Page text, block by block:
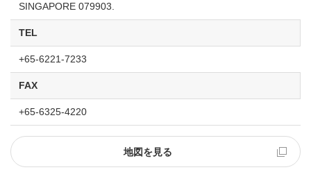
SINGAPORE 079903.
TEL
+65-6221-7233
FAX
+65-6325-4220
地図を見る